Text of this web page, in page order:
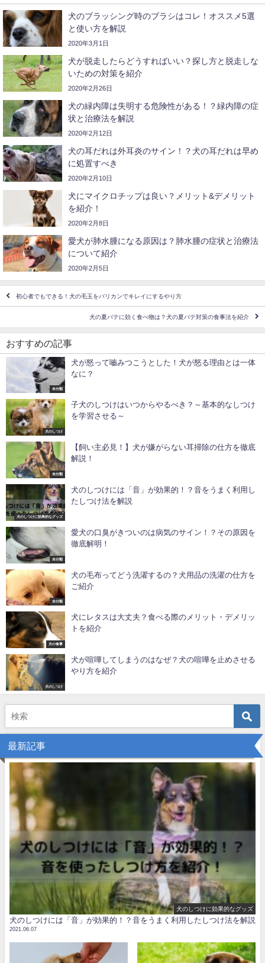
犬のブラッシング時のブラシはコレ！オススメ5選
と使い方を解説
2020年3月1日
犬が脱走したらどうすればいい？探し方と脱走しな
いための対策を紹介
2020年2月26日
犬の緑内障は失明する危険性がある！？緑内障の症
状と治療法を解説
2020年2月12日
犬の耳だれは外耳炎のサイン！？犬の耳だれは早め
に処置すべき
2020年2月10日
犬にマイクロチップは良い？メリット&デメリット
を紹介！
2020年2月8日
愛犬が肺水腫になる原因は？肺水腫の症状と治療法
について紹介
2020年2月5日
初心者でもできる！犬の毛玉をバリカンでキレイにするやり方
犬の夏バテに効く食べ物は？犬の夏バテ対策の食事法を紹介
おすすめの記事
未分類
犬が怒って嚙みつこうとした！犬が怒る理由とは一体
なに？
犬のしつけ
子犬のしつけはいつからやるべき？～基本的なしつけ
を学習させる～
未分類
【飼い主必見！】犬が嫌がらない耳掃除の仕方を徹底
解説！
犬のしつけに効果的なグッズ
犬のしつけには「音」が効果的！？音をうまく利用し
たしつけ法を解説
未分類
愛犬の口臭がきついのは病気のサイン！？その原因を
徹底解明！
未分類
犬の毛布ってどう洗濯するの？犬用品の洗濯の仕方を
ご紹介
犬の食事
犬にレタスは大丈夫？食べる際のメリット・デメリッ
トを紹介
犬のしつけ
犬が喧嘩してしまうのはなぜ？犬の喧嘩を止めさせる
やり方を紹介
最新記事
犬のしつけに効果的なグッズ
犬のしつけには「音」が効果的！？音をうまく利用したしつけ法を解説
2021.06.07